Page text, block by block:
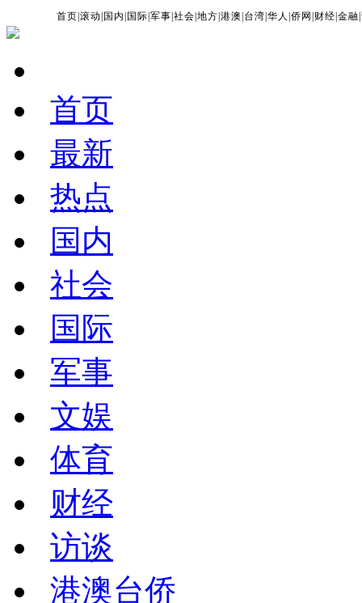
首页 |滚动 国内 国际 |军事 |社会 |地方 |港澳 台湾 |华人 |侨网 财经 |金融 |
首页
最新
热点
国内
社会
国际
军事
文娱
体育
财经
访谈
港澳台侨